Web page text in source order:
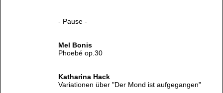
- Pause -
Mel Bonis
Phoebé op.30
Katharina Hack
Variationen über "Der Mond ist aufgegangen"